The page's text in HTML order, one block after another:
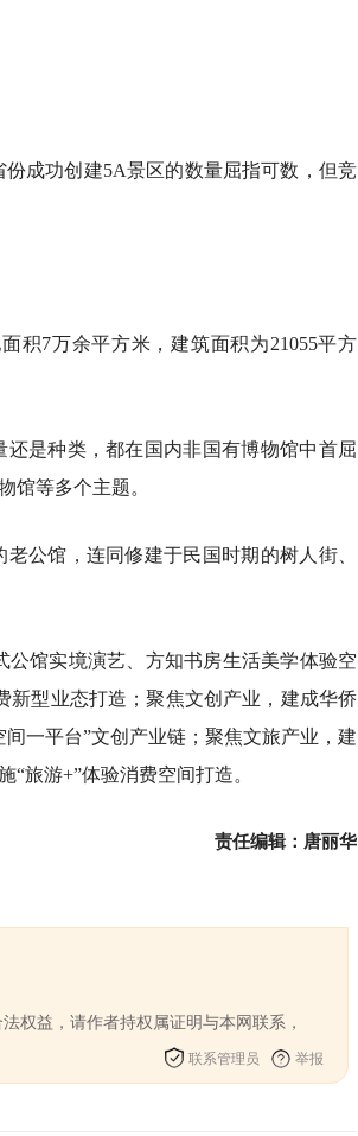
成功创建5A景区的数量屈指可数，但竞
积7万余平方米，建筑面积为21055平方
是种类，都在国内非国有博物馆中首屈
馆等多个主题。
公馆，连同修建于民国时期的树人街、
馆实境演艺、方知书房生活美学体验空
新型业态打造；聚焦文创产业，建成华侨
一平台”文创产业链；聚焦文旅产业，建
旅游+”体验消费空间打造。
责任编辑：唐丽华
权益，请作者持权属证明与本网联系，
联系管理员 举报